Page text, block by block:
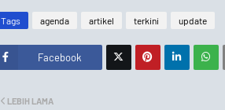
Tags agenda artikel terkini update
Facebook
LEBIH LAMA